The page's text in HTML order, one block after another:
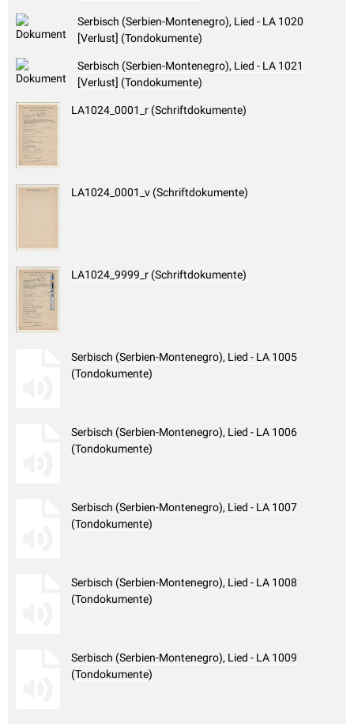
Serbisch (Serbien-Montenegro), Lied - LA 1020
[Verlust] (Tondokumente)
Serbisch (Serbien-Montenegro), Lied - LA 1021
[Verlust] (Tondokumente)
LA1024_0001_r (Schriftdokumente)
LA1024_0001_v (Schriftdokumente)
LA1024_9999_r (Schriftdokumente)
Serbisch (Serbien-Montenegro), Lied - LA 1005
(Tondokumente)
Serbisch (Serbien-Montenegro), Lied - LA 1006
(Tondokumente)
Serbisch (Serbien-Montenegro), Lied - LA 1007
(Tondokumente)
Serbisch (Serbien-Montenegro), Lied - LA 1008
(Tondokumente)
Serbisch (Serbien-Montenegro), Lied - LA 1009
(Tondokumente)